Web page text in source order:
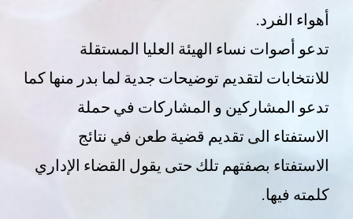
أهواء الفرد.
تدعو أصوات نساء الهيئة العليا المستقلة
للانتخابات لتقديم توضيحات جدية لما بدر منها كما
تدعو المشاركين و المشاركات في حملة
الاستفتاء الى تقديم قضية طعن في نتائج
الاستفتاء بصفتهم تلك حتى يقول القضاء الإداري
كلمته فيها.